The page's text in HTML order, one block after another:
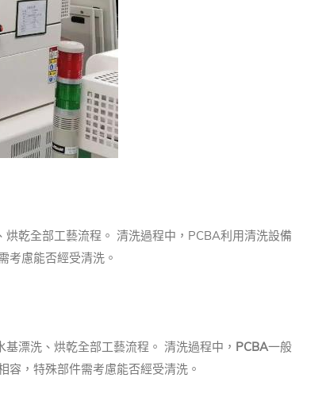
乾全部工藝流程。 清洗過程中，PCBA利用清洗設備
考慮能否經受清洗。
漂洗、烘乾全部工藝流程。 清洗過程中， PCBA一般
，特殊部件需考慮能否經受清洗。